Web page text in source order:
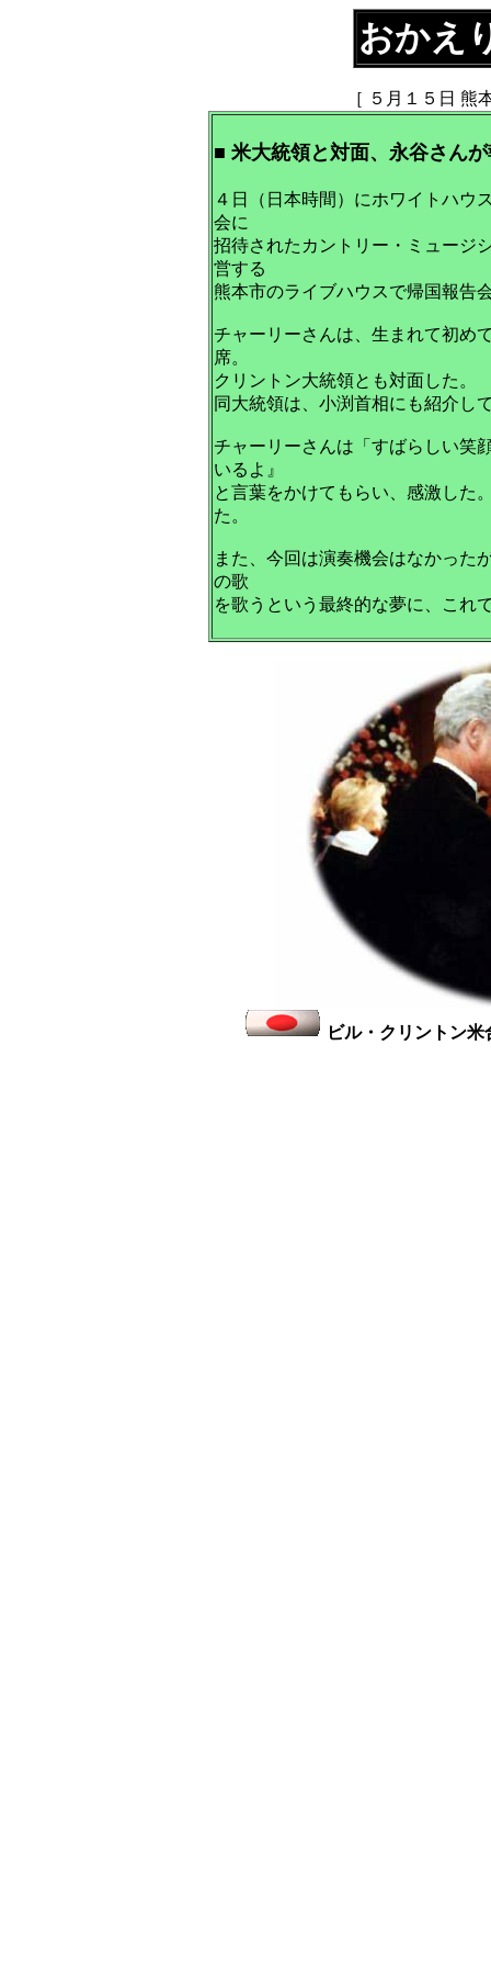
おかえ
［ ５月１５日 熊
■ 米大統領と対面、永谷さん
４日（日本時間）にホワイトハウ
会に
招待されたカントリー・ミュージ
営する
熊本市のライブハウスで帰国報告
チャーリーさんは、生まれて初め
席。
クリントン大統領とも対面した。
同大統領は、小渕首相にも紹介し
チャーリーさんは「すばらしい笑
いるよ』
と言葉をかけてもらい、感激した
た。
また、今回は演奏機会はなかった
の歌
を歌うという最終的な夢に、これ
ビル・クリントン